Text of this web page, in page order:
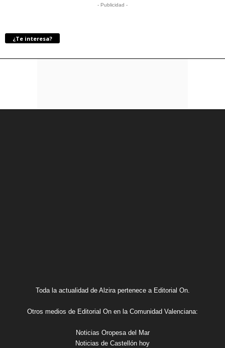
- Publicidad -
¿Te interesa?
Toda la actualidad de Alzira pertenece a Editorial On.
Otros medios de Editorial On en la Comunidad Valenciana:
Noticias Oropesa del Mar
Noticias de Castellón hoy